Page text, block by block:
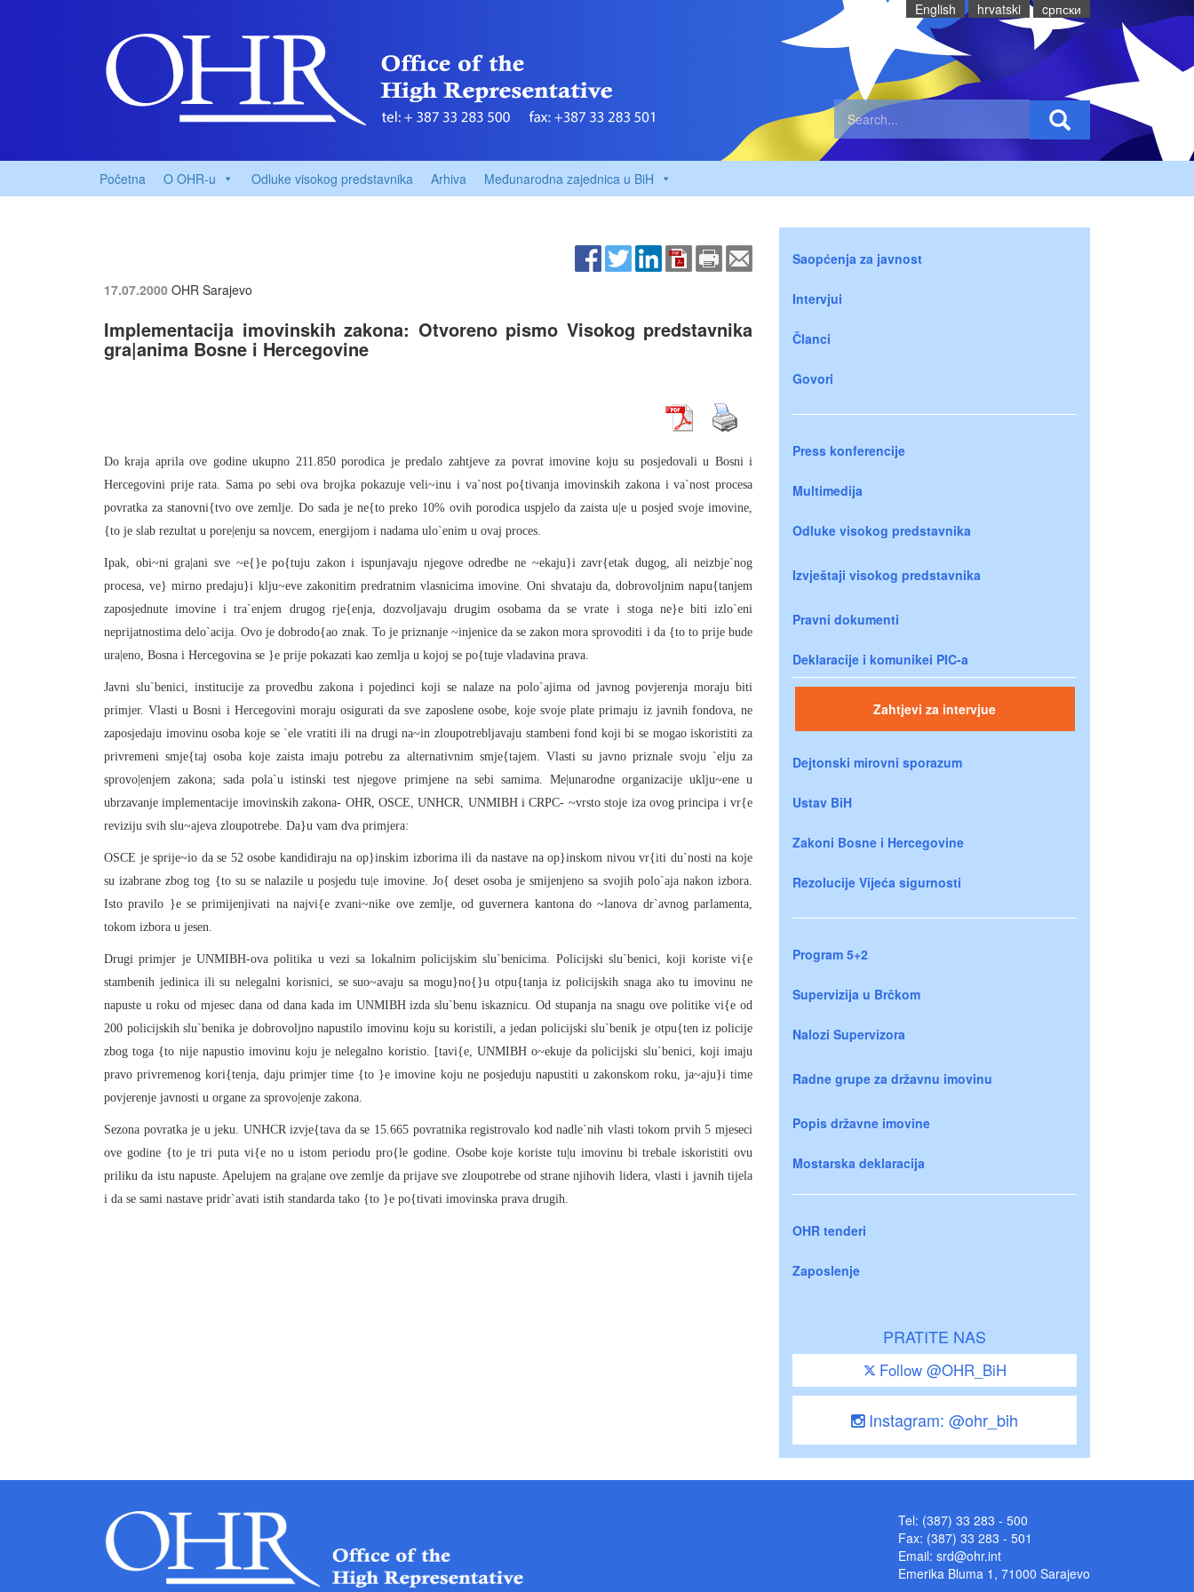
English hrvatski cрпски
Početna O OHR-u Odluke visokog predstavnika Arhiva Međunarodna zajednica u BiH
17.07.2000 OHR Sarajevo
Implementacija imovinskih zakona: Otvoreno pismo Visokog predstavnika
gra|anima Bosne i Hercegovine
Do kraja aprila ove godine ukupno 211.850 porodica je predalo zahtjeve za povrat imovine koju su posjedovali u Bosni i
Hercegovini prije rata. Sama po sebi ova brojka pokazuje veli~inu i va`nost po{tivanja imovinskih zakona i va`nost procesa
povratka za stanovni{tvo ove zemlje. Do sada je ne{to preko 10% ovih porodica uspjelo da zaista u|e u posjed svoje imovine,
{to je slab rezultat u pore|enju sa novcem, energijom i nadama ulo`enim u ovaj proces.
Ipak, obi~ni gra|ani sve ~e{}e po{tuju zakon i ispunjavaju njegove odredbe ne ~ekaju}i zavr{etak dugog, ali neizbje`nog
procesa, ve} mirno predaju}i klju~eve zakonitim predratnim vlasnicima imovine. Oni shvataju da, dobrovoljnim napu{tanjem
zaposjednute imovine i tra`enjem drugog rje{enja, dozvoljavaju drugim osobama da se vrate i stoga ne}e biti izlo`eni
neprijatnostima delo`acija. Ovo je dobrodo{ao znak. To je priznanje ~injenice da se zakon mora sprovoditi i da {to to prije bude
ura|eno, Bosna i Hercegovina se }e prije pokazati kao zemlja u kojoj se po{tuje vladavina prava.
Javni slu`benici, institucije za provedbu zakona i pojedinci koji se nalaze na polo`ajima od javnog povjerenja moraju biti
primjer. Vlasti u Bosni i Hercegovini moraju osigurati da sve zaposlene osobe, koje svoje plate primaju iz javnih fondova, ne
zaposjedaju imovinu osoba koje se `ele vratiti ili na drugi na~in zloupotrebljavaju stambeni fond koji bi se mogao iskoristiti za
privremeni smje{taj osoba koje zaista imaju potrebu za alternativnim smje{tajem. Vlasti su javno priznale svoju `elju za
sprovo|enjem zakona; sada pola`u istinski test njegove primjene na sebi samima. Me|unarodne organizacije uklju~ene u
ubrzavanje implementacije imovinskih zakona- OHR, OSCE, UNHCR, UNMIBH i CRPC- ~vrsto stoje iza ovog principa i vr{e
reviziju svih slu~ajeva zloupotrebe. Da}u vam dva primjera:
OSCE je sprije~io da se 52 osobe kandidiraju na op}inskim izborima ili da nastave na op}inskom nivou vr{iti du`nosti na koje
su izabrane zbog tog {to su se nalazile u posjedu tu|e imovine. Jo{ deset osoba je smijenjeno sa svojih polo`aja nakon izbora.
Isto pravilo }e se primijenjivati na najvi{e zvani~nike ove zemlje, od guvernera kantona do ~lanova dr`avnog parlamenta,
tokom izbora u jesen.
Drugi primjer je UNMIBH-ova politika u vezi sa lokalnim policijskim slu`benicima. Policijski slu`benici, koji koriste vi{e
stambenih jedinica ili su nelegalni korisnici, se suo~avaju sa mogu}no{}u otpu{tanja iz policijskih snaga ako tu imovinu ne
napuste u roku od mjesec dana od dana kada im UNMIBH izda slu`benu iskaznicu. Od stupanja na snagu ove politike vi{e od
200 policijskih slu`benika je dobrovoljno napustilo imovinu koju su koristili, a jedan policijski slu`benik je otpu{ten iz policije
zbog toga {to nije napustio imovinu koju je nelegalno koristio. [tavi{e, UNMIBH o~ekuje da policijski slu`benici, koji imaju
pravo privremenog kori{tenja, daju primjer time {to }e imovine koju ne posjeduju napustiti u zakonskom roku, ja~aju}i time
povjerenje javnosti u organe za sprovo|enje zakona.
Sezona povratka je u jeku. UNHCR izvje{tava da se 15.665 povratnika registrovalo kod nadle`nih vlasti tokom prvih 5 mjeseci
ove godine {to je tri puta vi{e no u istom periodu pro{le godine. Osobe koje koriste tu|u imovinu bi trebale iskoristiti ovu
priliku da istu napuste. Apelujem na gra|ane ove zemlje da prijave sve zloupotrebe od strane njihovih lidera, vlasti i javnih tijela
i da se sami nastave pridr`avati istih standarda tako {to }e po{tivati imovinska prava drugih.
Saopćenja za javnost
Intervjui
Članci
Govori
Press konferencije
Multimedija
Odluke visokog predstavnika
Izvještaji visokog predstavnika
Pravni dokumenti
Deklaracije i komunikei PIC-a
Zahtjevi za intervjue
Dejtonski mirovni sporazum
Ustav BiH
Zakoni Bosne i Hercegovine
Rezolucije Vijeća sigurnosti
Program 5+2
Supervizija u Brčkom
Nalozi Supervizora
Radne grupe za državnu imovinu
Popis državne imovine
Mostarska deklaracija
OHR tenderi
Zaposlenje
PRATITE NAS
Follow @OHR_BiH
Instagram: @ohr_bih
Tel: (387) 33 283 - 500
Fax: (387) 33 283 - 501
Email: srd@ohr.int
Emerika Bluma 1, 71000 Sarajevo